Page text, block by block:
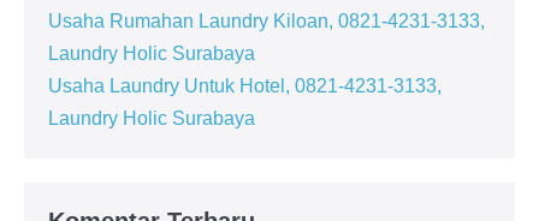
Usaha Rumahan Laundry Kiloan, 0821-4231-3133,
Laundry Holic Surabaya
Usaha Laundry Untuk Hotel, 0821-4231-3133,
Laundry Holic Surabaya